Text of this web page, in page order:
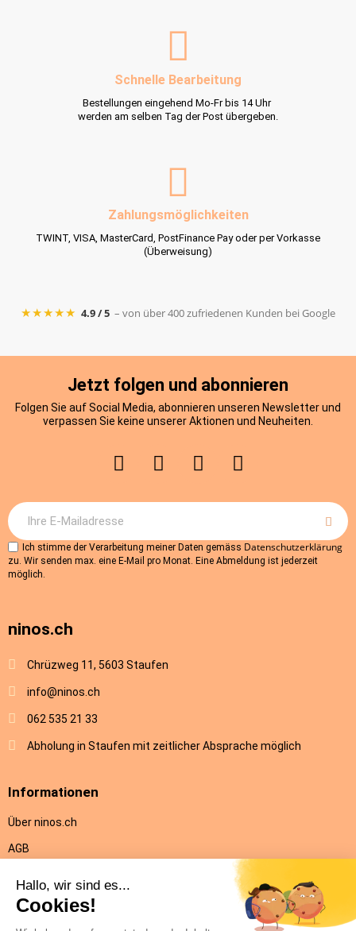
Schnelle Bearbeitung
Bestellungen eingehend Mo-Fr bis 14 Uhr
werden am selben Tag der Post übergeben.
Zahlungsmöglichkeiten
TWINT, VISA, MasterCard, PostFinance Pay oder per Vorkasse
(Überweisung)
★★★★★ 4.9 / 5 – von über 400 zufriedenen Kunden bei Google
Jetzt folgen und abonnieren
Folgen Sie auf Social Media, abonnieren unseren Newsletter und
verpassen Sie keine unserer Aktionen und Neuheiten.
Ich stimme der Verarbeitung meiner Daten gemäss Datenschutzerklärung
zu. Wir senden max. eine E-Mail pro Monat. Eine Abmeldung ist jederzeit
möglich.
ninos.ch
Chrüzweg 11, 5603 Staufen
info@ninos.ch
062 535 21 33
Abholung in Staufen mit zeitlicher Absprache möglich
Informationen
Über ninos.ch
AGB
Rückgabe
Datenschutz